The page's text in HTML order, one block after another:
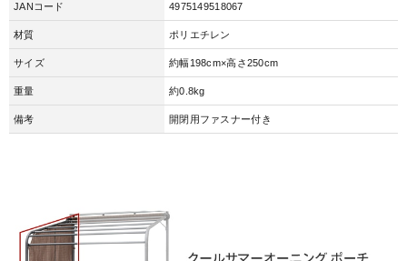
JANコード 4975149518067
材質 ポリエチレン
サイズ 約幅198cm×高さ250cm
重量 約0.8kg
備考 開閉用ファスナー付き